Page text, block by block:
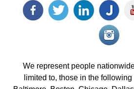
Facebook
icon
Twitter
icon
LinkedIn
icon
Justia
icon
icon/
We represent people
limited to, those in the